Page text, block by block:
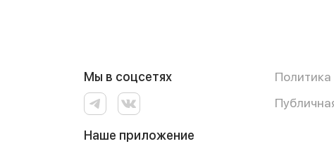
Мы в соцсетях
Наше приложение